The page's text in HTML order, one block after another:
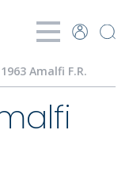
Amalfi F.R.